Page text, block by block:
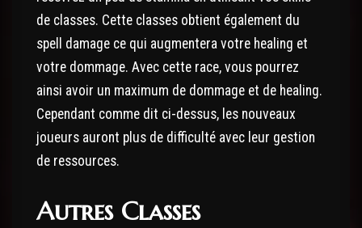
de classes. Cette classes obtient également du
spell damage ce qui augmentera votre healing et
votre dommage. Avec cette race, vous pourrez
ainsi avoir un maximum de dommage et de healing.
Cependant comme dit ci-dessus, les nouveaux
joueurs auront plus de difficulté avec leur gestion
de ressources.
Autres Classes